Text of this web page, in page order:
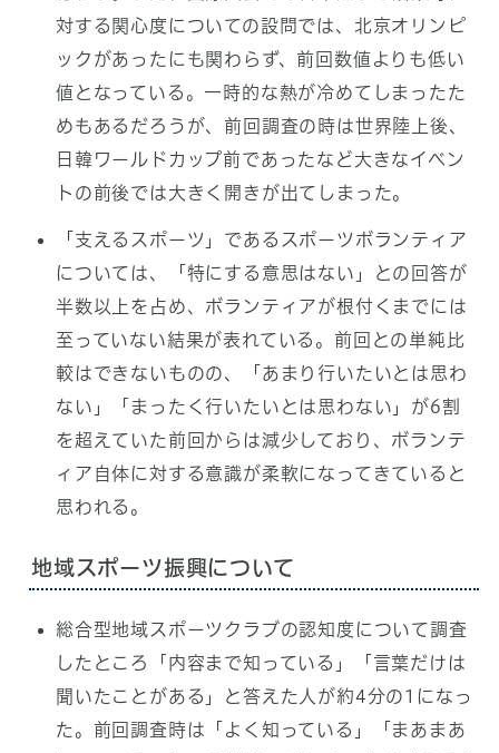
対する関心度についての設問では、北京オリンピ
ックがあったにも関わらず、前回数値よりも低い
値となっている。一時的な熱が冷めてしまったた
めもあるだろうが、前回調査の時は世界陸上後、
日韓ワールドカップ前であったなど大きなイベン
トの前後では大きく開きが出てしまった。
「支えるスポーツ」であるスポーツボランティア
については、「特にする意思はない」との回答が
半数以上を占め、ボランティアが根付くまでには
至っていない結果が表れている。前回との単純比
較はできないものの、「あまり行いたいとは思わ
ない」「まったく行いたいとは思わない」が6割
を超えていた前回からは減少しており、ボランテ
ィア自体に対する意識が柔軟になってきていると
思われる。
地域スポーツ振興について
総合型地域スポーツクラブの認知度について調査
したところ「内容まで知っている」「言葉だけは
聞いたことがある」と答えた人が約4分の1になっ
た。前回調査時は「よく知っている」「まあまあ